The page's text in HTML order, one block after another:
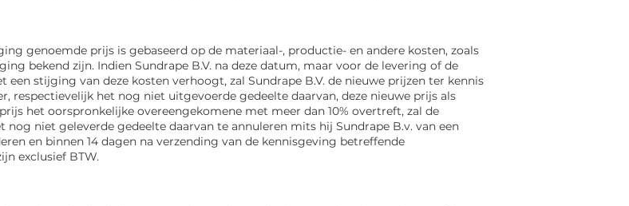
genoemde prijs is gebaseerd op de materiaal-, productie- en andere kosten, zoals
bekend zijn. Indien Sundrape B.V. na deze datum, maar voor de levering of de
stijging van deze kosten verhoogt, zal Sundrape B.V. de nieuwe prijzen ter kennis
respectievelijk het nog niet uitgevoerde gedeelte daarvan, deze nieuwe prijs als
het oorspronkelijke overeengekomene met meer dan 10% overtreft, zal de
nog niet geleverde gedeelte daarvan te annuleren mits hij Sundrape B.v. van een
en binnen 14 dagen na verzending van de kennisgeving betreffende
exclusief BTW.